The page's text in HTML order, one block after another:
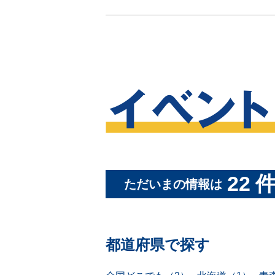
ただいまの情報は 22
都道府県で探す